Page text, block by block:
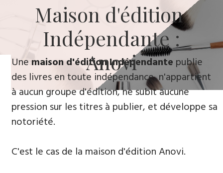
​Maison d'édition ​
Indépendante :
Anovi
​Une maison d'édition Indépendante publie
des livres en toute indépendance, n'appartient
à aucun groupe d'édition, ne subit aucune
pression sur les titres à publier, et développe sa
notoriété.
​C'est le cas de la maison d'édition Anovi.